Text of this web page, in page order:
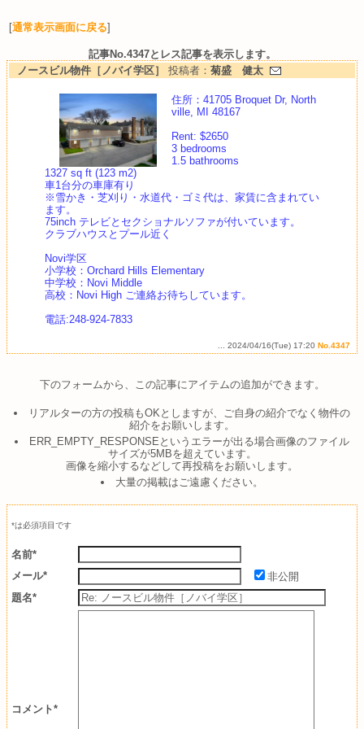
[通常表示画面に戻る]
記事No.4347とレス記事を表示します。
ノースビル物件［ノバイ学区］ 投稿者： 菊盛 健太
住所：41705 Broquet Dr, North
ville, MI 48167
Rent: $2650
3 bedrooms
1.5 bathrooms
1327 sq ft (123 m2)
車1台分の車庫有り
※雪かき・芝刈り・水道代・ゴミ代は、家賃に含まれてい
ます。
75inch テレビとセクショナルソファが付いています。
クラブハウスとプール近く
Novi学区
小学校：Orchard Hills Elementary
中学校：Novi Middle
高校：Novi High ご連絡お待ちしています。
電話:248-924-7833
... 2024/04/16(Tue) 17:20 No.4347
下のフォームから、この記事にアイテムの追加ができます。
リアルターの方の投稿もOKとしますが、ご自身の紹介でなく物件の
紹介をお願いします。
ERR_EMPTY_RESPONSEというエラーが出る場合画像のファイル
サイズが5MBを超えています。
画像を縮小するなどして再投稿をお願いします。
大量の掲載はご遠慮ください。
*は必須項目です
名前*
メール*
非公開
題名*
コメント*